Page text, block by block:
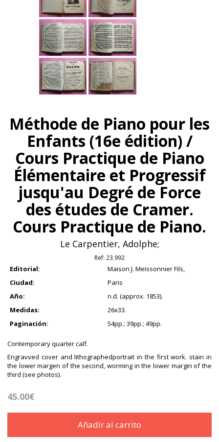
Méthode de Piano pour les
Enfants (16e édition) /
Cours Practique de Piano
Élémentaire et Progressif
jusqu'au Degré de Force
des études de Cramer.
Cours Practique de Piano.
Le Carpentier, Adolphe;
Ref: 23.992
Editorial:
Maison J. Meissonnier Fils,
Ciudad:
Paris
Año:
n.d. (approx. 1853).
Medidas:
26x33.
Paginación:
54pp.; 39pp.; 49pp.
Contemporary quarter calf.
Engravved cover and lithographedportrait in the first work. stain in
the lower margen of the second, worming in the lower margin of the
third (see photos).
45.00€
Añadir al carrito